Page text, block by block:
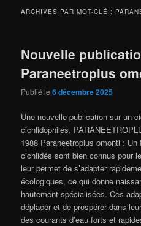
ARCHIVES PAR MOT-CLÉ :
Nouvelle
Paraneetroplus
Publié le6 décembre 2025
Une nouvelle publication sur un
cichlidophiles.
1988 Paraneetroplus omonti :
cichlidés sont bien connus pour
leur permet de s’adapter
écologiques, ce qui donne
hautement spécialisées. Ces
déplacer et de prospérer dans
des courants d’eau forts et